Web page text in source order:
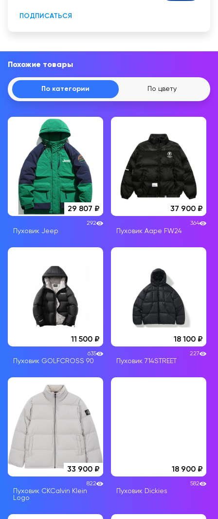
ПОДПИСАТЬСЯ
Похожие товары
По категории По цвету
29 807
Пуховик Jeep
292
37 900
Пуховик Aape FW24
364
11 500
Пуховик GOLFCROSS 90
635
18 100
Пуховик 714STREET
227
33 900
Пуховик CKCalvin Klein
Logo
822
18 900
Пуховик Dickies
582